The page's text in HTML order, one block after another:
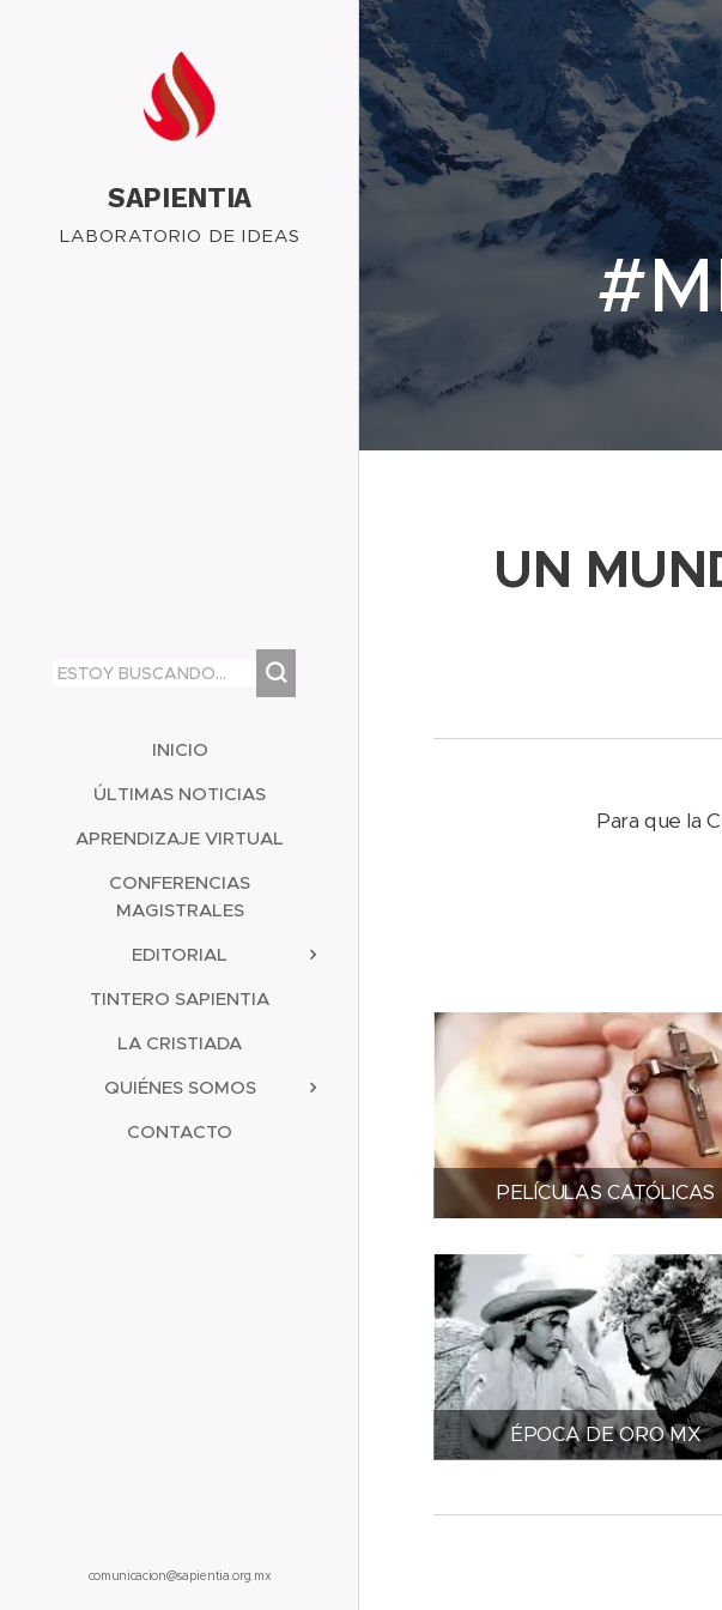
SAPIENTIA
LABORATORIO DE IDEAS
INICIO
ÚLTIMAS NOTICIAS
APRENDIZAJE VIRTUAL
CONFERENCIAS
MAGISTRALES
EDITORIAL
TINTERO SAPIENTIA
LA CRISTIADA
QUIÉNES SOMOS
CONTACTO
UN
Para que la
PELÍCULAS CATÓLICAS
ÉPOCA DE ORO MX
comunicacion@sapientia.org.mx